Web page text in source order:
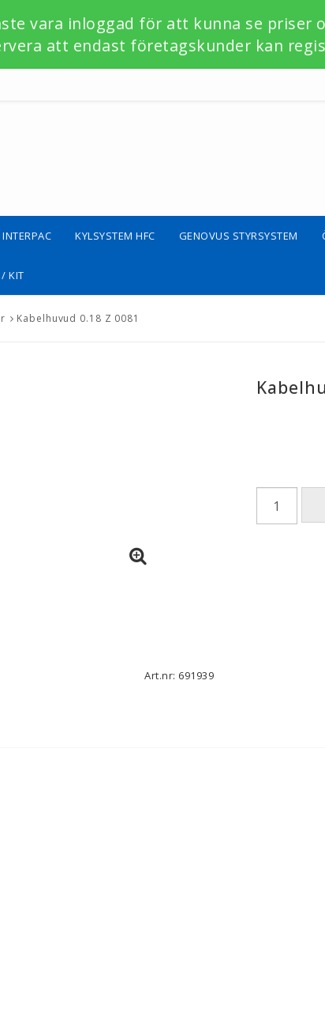
vara inloggad för att kunna se priser
att endast företagskunder kan
INTERPAC KYLSYSTEM HFC GENOVUS STYRSYSTEM
/ KIT
Kabelhuvud 0.18 Z 0081
Art.nr: 691939